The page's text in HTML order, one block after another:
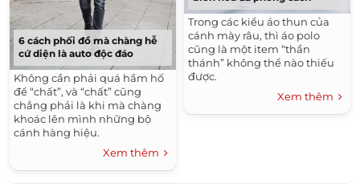
6 cách phối đồ mà chàng hễ
cứ diện là auto độc đáo
Không cần phải quá hầm hố
để “chất”, và “chất” cũng
chẳng phải là khi mà chàng
khoác lên mình những bộ
cánh hàng hiệu.
Xem thêm
Trong các kiểu áo thun của
cánh mày râu, thì áo polo
cũng là một item “thần
thánh” không thể nào thiếu
được.
Xem thêm